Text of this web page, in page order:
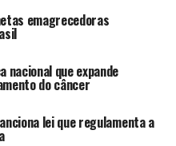
emagrecedoras
nacional que expande
do câncer
lei que regulamenta a